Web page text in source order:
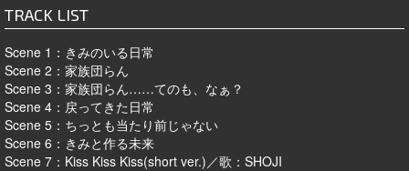
TRACK LIST
Scene 1：きみのいる日常
Scene 2：家族団らん
Scene 3：家族団らん……てのも、なぁ？
Scene 4：戻ってきた日常
Scene 5：ちっとも当たり前じゃない
Scene 6：きみと作る未来
Scene 7：Kiss Kiss Kiss(short ver.)／歌：SHOJI